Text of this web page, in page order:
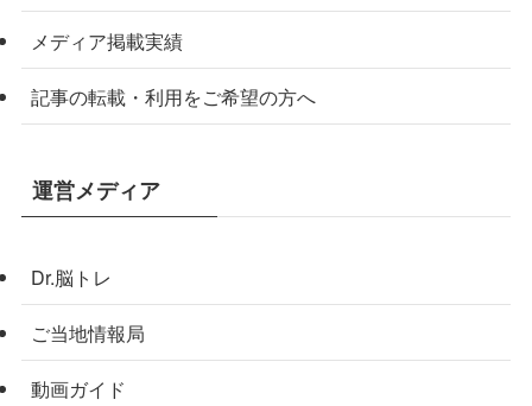
メディア掲載実績
記事の転載・利用をご希望の方へ
運営メディア
Dr.脳トレ
ご当地情報局
動画ガイド